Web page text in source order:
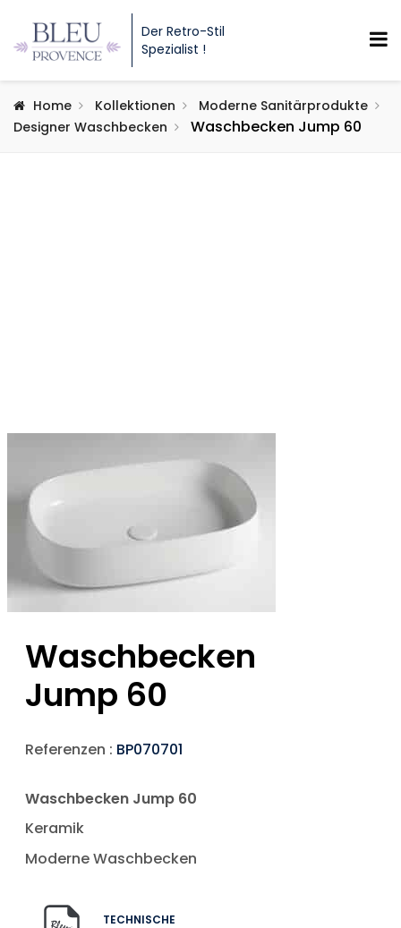
Der Retro-Stil
Spezialist !
Home Kollektionen
Moderne Sanitärprodukte
Designer Waschbecken
Waschbecken Jump 60
Waschbecken
Jump 60
Referenzen : BP070701
Waschbecken Jump 60
Keramik
Moderne Waschbecken
TECHNISCHE